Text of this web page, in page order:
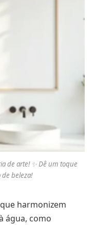
de arte! ✨ Dê um toque
beleza!
harmonizem
água, como